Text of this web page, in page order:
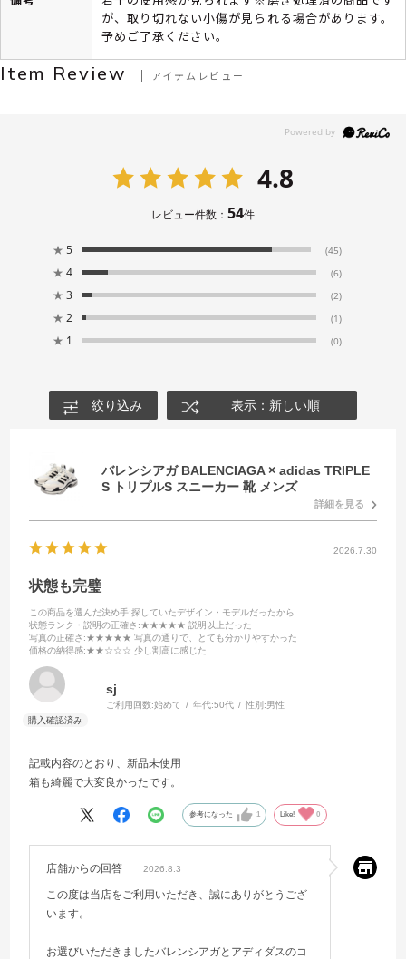
が、取り切れない小傷が見られる場合があります。
予めご了承ください。
Item Review アイテムレビュー
4.8
レビュー件数： 54件
★ 5 (45)
★ 4 (6)
★ 3 (2)
★ 2 (1)
★ 1 (0)
絞り込み 表示：新しい順
バレンシアガ BALENCIAGA × adidas TRIPLE
S トリプルS スニーカー 靴 メンズ
詳細を見る
2026.7.30
状態も完璧
この商品を選んだ決め手:探していたデザイン・モデルだったから
状態ランク・説明の正確さ :★★★★★ 説明以上だった
写真の正確さ :★★★★★ 写真の通りで、とても分かりやすかった
価格の納得感:★★☆☆☆ 少し割高に感じた
sj
ご利用回数:始めて 年代:50代 性別:男性
記載内容のとおり、新品未使用
箱も綺麗で大変良かったです。
参考になった 1 Like! 0
店舗からの回答 2026.8.3
この度は当店をご利用いただき、誠にありがとうござ
います。
お選びいただきましたバレンシアガとアディダスのコ